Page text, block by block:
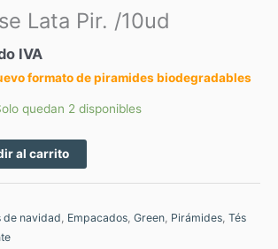
Lata Pir. /10ud
IVA
formato de piramides biodegradables
quedan 2 disponibles
al carrito
de navidad Empacados Green Pirámides Tés